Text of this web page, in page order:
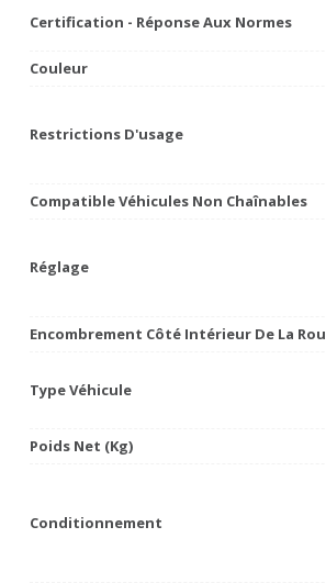
Certification - Réponse Aux Normes
Couleur
Restrictions D'usage
Compatible Véhicules Non Chaînables
Réglage
Encombrement Côté Intérieur De La
Type Véhicule
Poids Net (Kg)
Conditionnement